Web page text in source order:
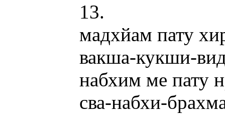
13.
мадхйам пату
вакша-кукши-
набхим ме пату
сва-набхи-